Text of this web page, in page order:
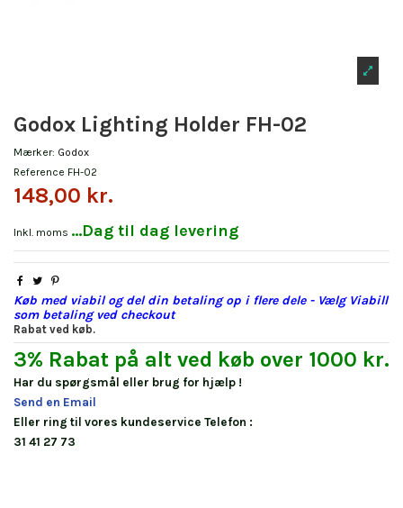
Godox Lighting Holder FH-02
Mærker: Godox
Reference FH-02
148,00 kr.
Inkl. moms ...Dag til dag levering
Køb med viabil og del din betaling op i flere dele - Vælg Viabill
som betaling ved checkout
Rabat ved køb.
3% Rabat på alt ved køb over 1000 kr.
Har du spørgsmål eller brug for hjælp !
Send en Email
Eller ring til vores kundeservice Telefon :
31 41 27 73